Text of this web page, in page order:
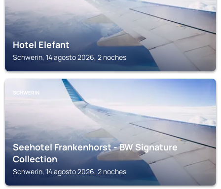
Hotel Elefant
Schwerin, 14 agosto 2026, 2 noches
SCHWERIN
Seehotel Frankenhorst - BW Signature
Collection
Schwerin, 14 agosto 2026, 2 noches